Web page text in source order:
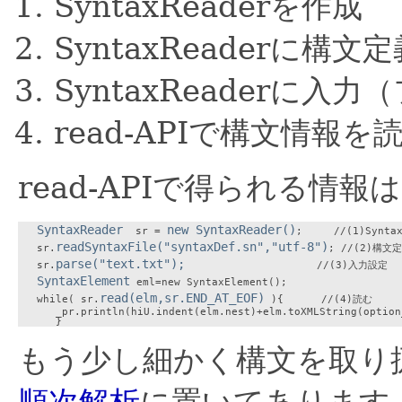
SyntaxReaderに構文定
SyntaxReaderに入力（
read-APIで構文情報を
read-APIで得られる情報は
SyntaxReader
  sr =
new SyntaxReader() ;     //
   sr.
readSyntaxFile("syntaxDef.sn","utf-8") ; //(2)構文定
   sr.
parse("text.txt");
                     //(3)入力設定
SyntaxElement eml=new SyntaxElement();
   while( sr.
read(elm,sr.END_AT_EOF)
){      //(4)読む
もう少し細かく構文を取